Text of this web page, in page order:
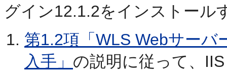
グイン12.1.2をインストール
第1.2項「WLS Webサー
入手」 の説明に従って、